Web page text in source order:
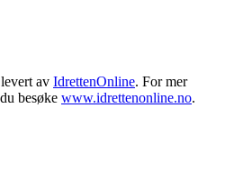
av IdrettenOnline. For mer
besøke www.idrettenonline.no.